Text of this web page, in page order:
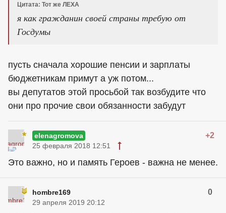
Цитата: Тот же ЛЕХА
я как гражданин своей страны требую от
Госдумы
пусть сначала хорошие пенсии и зарплаты
бюджетникам примут а уж потом...
вы депутатов этой просьбой так возбудите что
они про прочие свои обязанности забудут
elenagromova +2
25 февраля 2018 12:51
Это важно, но и память Героев - важна не менее.
hombre169 0
29 апреля 2019 20:12